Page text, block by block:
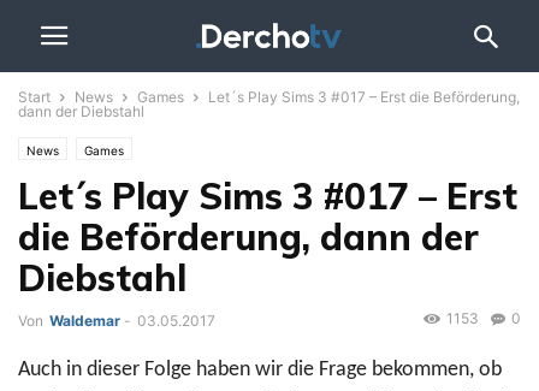
Start News Games
Let´s Play Sims 3 #017 – Erst die Beförderung,
dann der Diebstahl
News Games
Let´s Play Sims 3 #017 – Erst
die Beförderung, dann der
Diebstahl
Von Waldemar - 03.05.2017 0
1153
Auch in dieser Folge haben wir die Frage bekommen, ob